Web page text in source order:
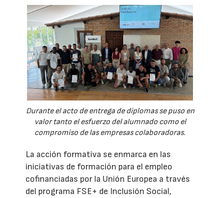
Durante el acto de entrega de diplomas se puso en
valor tanto el esfuerzo del alumnado como el
compromiso de las empresas colaboradoras.
La acción formativa se enmarca en las
iniciativas de formación para el empleo
cofinanciadas por la Unión Europea a través
del programa FSE+ de Inclusión Social,